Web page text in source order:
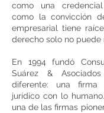
como una
como la convicción
empresarial tiene
derecho solo no puede
En 1994 fundó
Suárez &
diferente: una
jurídico con lo
una de las firmas